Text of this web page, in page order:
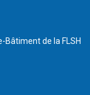
Bâtiment de la FLSH